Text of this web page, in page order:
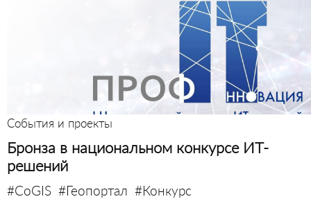
События и проекты
Бронза в национальном конкурсе ИТ-
решений
#CoGIS #Геопортал #Конкурс